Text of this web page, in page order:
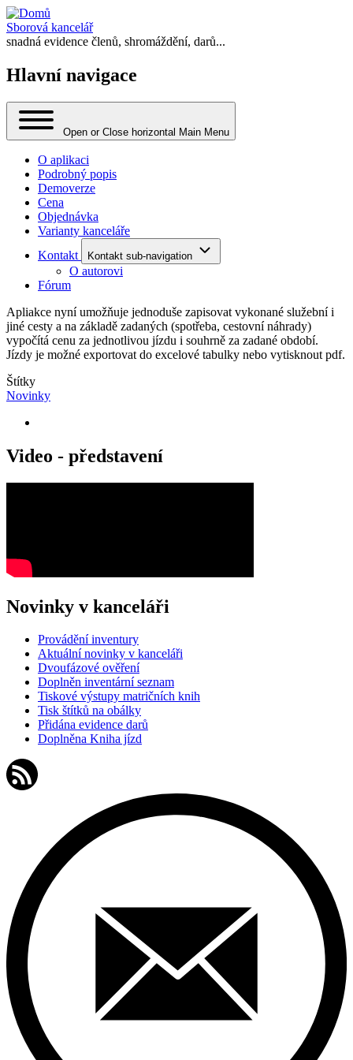
Sborová kancelář
snadná evidence členů, shromáždění, darů...
Hlavní navigace
Open or Close horizontal Main Menu
O aplikaci
Podrobný popis
Demoverze
Cena
Objednávka
Varianty kanceláře
Kontakt
Kontakt sub-navigation
O autorovi
Fórum
Apliakce nyní umožňuje jednoduše zapisovat vykonané služební i
jiné cesty a na základě zadaných (spotřeba, cestovní náhrady)
vypočítá cenu za jednotlivou jízdu i souhrně za zadané období.
Jízdy je možné exportovat do excelové tabulky nebo vytisknout pdf.
Štítky
Novinky
Video - představení
Novinky v kanceláři
Provádění inventury
Aktuální novinky v kanceláři
Dvoufázové ověření
Doplněn inventární seznam
Tiskové výstupy matričních knih
Tisk štítků na obálky
Přidána evidence darů
Doplněna Kniha jízd